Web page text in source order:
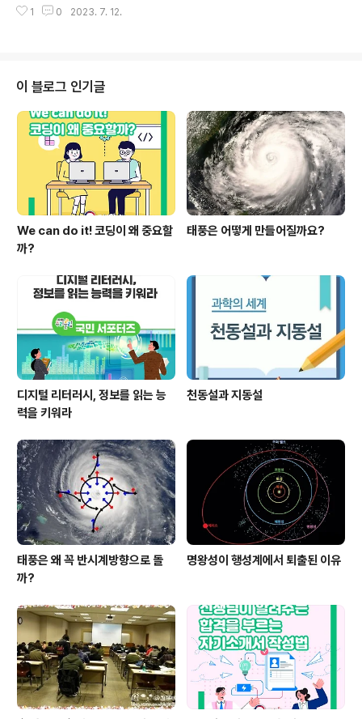
때 좋았던 점은 관심 있는 키워드로 장소를 쉽게 찾을 수 있
및 지원금 신청 등의 문자를 통해 피싱 사이트로 유도하기
주요 정부기관, 포털 사이트 등이 분산 서비스 거부 공격,
디도스(DDos)를 당하며 일시 마비된 사건이 있었습니다.
이후 정부에서는 국민의 정보보호 생활화, 기업의 정보보
호 인식 전환과 실천을 위해 정보보호의 날을 매년 7월 둘
째 주 수요일로 제정했습니다. 안전한 개인정보를 위한 5
가지 수칙 교육부 개인정보보호포..
1 0 2023. 7. 12.
이 블로그 인기글
We can do it! 코딩이 왜 중요할
까?
태풍은 어떻게 만들어질까요?
디지털 리터러시, 정보를 읽는 능
력을 키워라
천동설과 지동설
태풍은 왜 꼭 반시계방향으로 돌
까?
명왕성이 행성계에서 퇴출된 이유